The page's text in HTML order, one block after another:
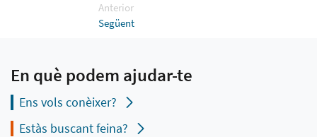
Anterior
Següent
En què podem ajudar-te
Ens vols conèixer?
Estàs buscant feina?